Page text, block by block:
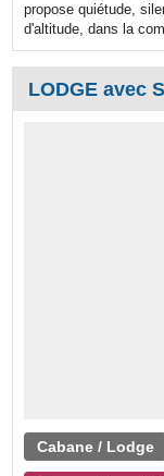
propose quiétude,
d'altitude, dans la
LODGE avec
Cabane / Lodge